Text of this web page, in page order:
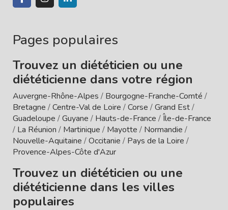
Pages populaires
Trouvez un diététicien ou une
diététicienne dans votre région
Auvergne-Rhône-Alpes / Bourgogne-Franche-Comté /
Bretagne /Centre-Val de Loire /Corse /Grand Est/
Guadeloupe /Guyane / Hauts-de-France /Île-de-France
/ La Réunion / Martinique / Mayotte / Normandie /
Nouvelle-Aquitaine /Occitanie / Pays de la Loire /
Provence-Alpes-Côte d'Azur
Trouvez un diététicien ou une
diététicienne dans les villes
populaires